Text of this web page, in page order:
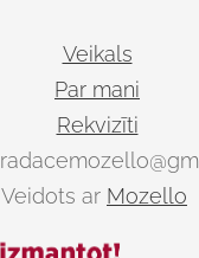
Veikals
Par mani
Rekvizīti
Veidots ar Mozello